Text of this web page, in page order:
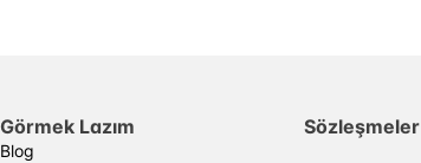
Görmek Lazım
Blog
Sözleşmeler